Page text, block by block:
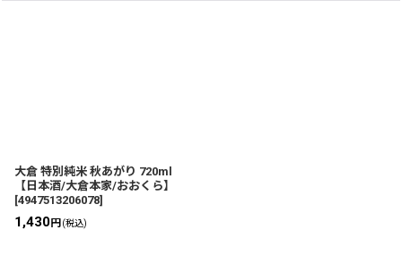
大倉 特別純米 秋あがり 720ml
【日本酒/大倉本家/おおくら】
[4947513206078]
1,430円(税込)